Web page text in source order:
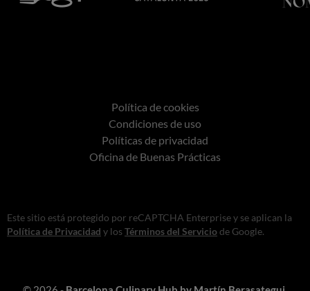
Política de cookies
Condiciones de uso
Políticas de privacidad
Oficina de Buenas Prácticas
Este sitio está protegido por reCAPTCHA Enterprise y se aplican la
Política de Privacidad y losTérminos del Serviciode Google.